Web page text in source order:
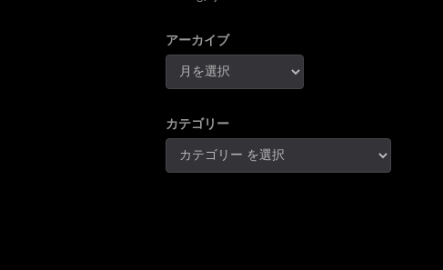
アーカイブ
カテゴリー